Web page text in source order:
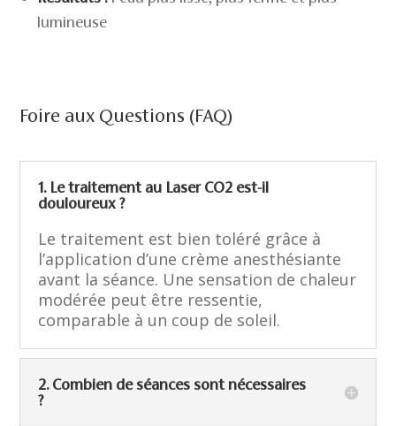
lumineuse
Foire aux Questions (FAQ)
1. Le traitement au Laser CO2 est-il
douloureux ?
Le traitement est bien toléré grâce à
l’application d’une crème anesthésiante
avant la séance. Une sensation de chaleur
modérée peut être ressentie,
comparable à un coup de soleil.
2. Combien de séances sont nécessaires
?